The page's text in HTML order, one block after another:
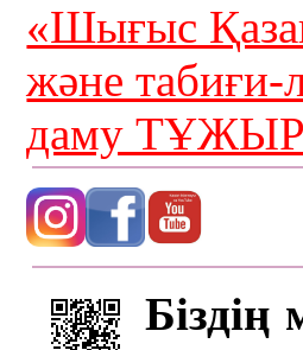
«Шығыс
және
даму
Біздің